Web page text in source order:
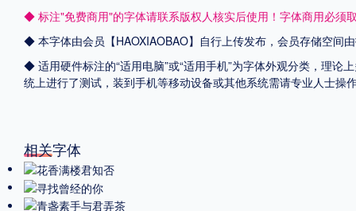
◆ 标注"免费商用"的字体请联系版权人核实后使用！字体商用必须
◆ 本字体由会员【HAOXIAOBAO】自行上传发布，会员存储空间
◆ 适用硬件标注的“适用电脑”或“适用手机”为字体外观分类，理论
统上进行了测试，装到手机等移动设备或其他系统需请专业人士
相关字体